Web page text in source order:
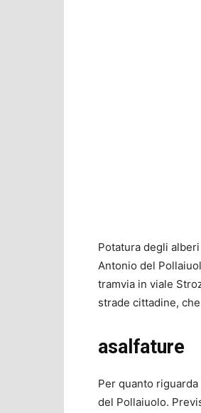
Potatura degli
Antonio del
tramvia in viale
strade cittadine,
asalfature
Per quanto riguarda
del Pollaiuolo.